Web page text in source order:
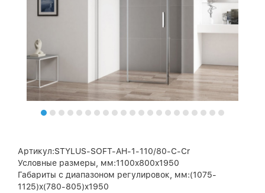
Артикул:STYLUS-SOFT-AH-1-110/80-C-Cr
Условные размеры, мм:1100x800x1950
Габариты с диапазоном регулировок, мм:(1075-
1125)x(780-805)x1950